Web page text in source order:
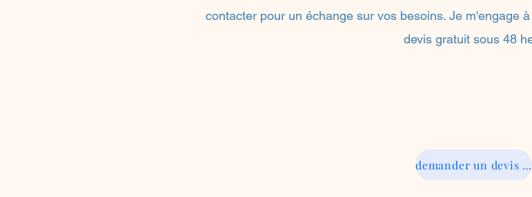
contacter pour un échange sur vos besoins. Je m'engage
devis gratuit sous 48
demander un devis gratuit